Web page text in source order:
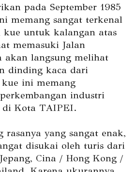
pada September 1985
memang sangat terkenal
kue untuk kalangan atas
memasuki Jalan
akan langsung melihat
dinding kaca dari
ini memang
industri
di Kota TAIPEI.
rasanya yang sangat enak,
disukai oleh turis dari
Cina / Hong Kong /